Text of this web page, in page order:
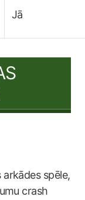
Jā
spēle,
crash